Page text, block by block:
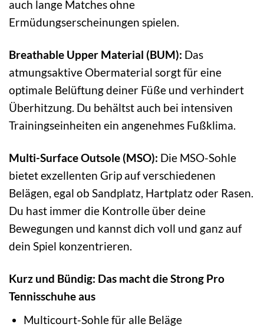
auch lange Matches ohne
Ermüdungserscheinungen spielen.
Breathable Upper Material (BUM): Das
atmungsaktive Obermaterial sorgt für eine
optimale Belüftung deiner Füße und verhindert
Überhitzung. Du behältst auch bei intensiven
Trainingseinheiten ein angenehmes Fußklima.
Multi-Surface Outsole (MSO): Die MSO-Sohle
bietet exzellenten Grip auf verschiedenen
Belägen, egal ob Sandplatz, Hartplatz oder Rasen.
Du hast immer die Kontrolle über deine
Bewegungen und kannst dich voll und ganz auf
dein Spiel konzentrieren.
Kurz und Bündig: Das macht die Strong Pro
Tennisschuhe aus
Multicourt-Sohle für alle Beläge